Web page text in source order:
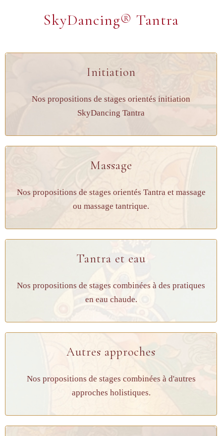
SkyDancing® Tantra
Initiation
Nos propositions de stages orientés initiation
SkyDancing Tantra
Massage
Nos propositions de stages orientés Tantra et massage
ou massage tantrique.
Tantra et eau
Nos propositions de stages combinées à des pratiques
en eau chaude.
Autres approches
Nos propositions de stages combinées à d'autres
approches holistiques.